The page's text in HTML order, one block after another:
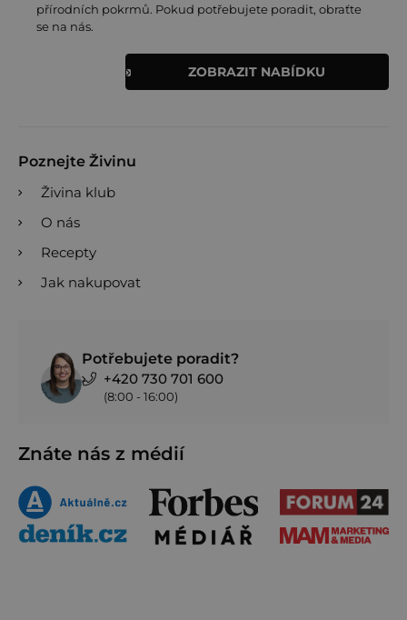
přírodních pokrmů. Pokud potřebujete poradit, obraťte
se na nás.
ZOBRAZIT NABÍDKU
Poznejte Živinu
Živina klub
O nás
Recepty
Jak nakupovat
Potřebujete poradit?
+420 730 701 600
(8:00 - 16:00)
Znáte nás z médií